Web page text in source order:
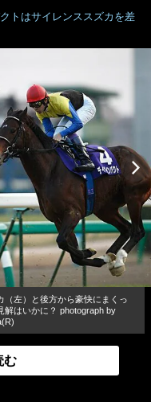
トはサイレンススズカを差
（左）と後方から豪快にまくっ
解はいかに？ photograph by
む